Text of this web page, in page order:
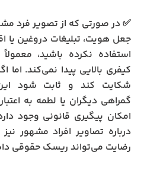
✅ در صورتی که از تصویر فرد
جعل هویت، تبلیغات دروغین یا
استفاده نکرده باشید،
کیفری بالایی پیدا نمی‌کند. اما
شکایت کند و ثابت شود
گمراهی دیگران یا لطمه به
امکان پیگیری قانونی وجود
درباره تصاویر افراد مشهور
رضایت می‌تواند ریسک حقوقی